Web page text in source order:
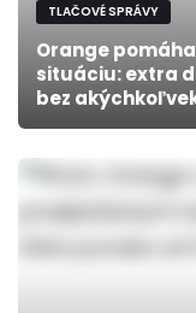
TLAČOVÉ SPRÁVY
Orange
situáciu: extra
bez